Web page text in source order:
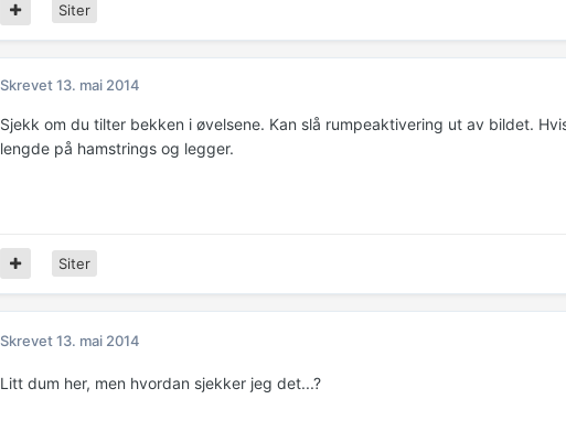
Siter
Skrevet13. mai 2014
Sjekk om du tilter bekken i øvelsene. Kan slå rumpeaktivering ut av bildet.
lengde på hamstrings og legger.
Siter
Skrevet13. mai 2014
Litt dum her, men hvordan sjekker jeg det...?